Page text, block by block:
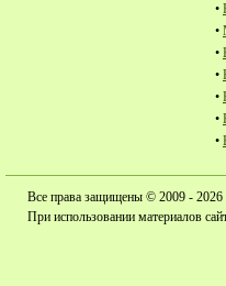
•
•
•
•
•
•
•
Все права защищены © 2009 - 2026
При использовании материалов